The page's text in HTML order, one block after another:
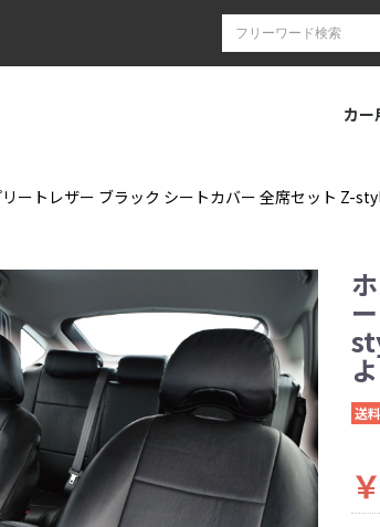
カー
ートレザー ブラック シートカバー 全席セット Z-
送